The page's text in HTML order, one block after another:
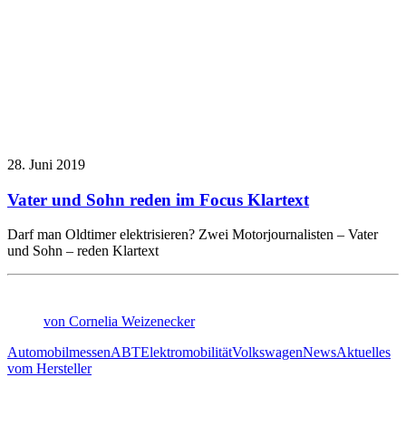
28. Juni 2019
Vater und Sohn reden im Focus Klartext
Darf man Oldtimer elektrisieren? Zwei Motorjournalisten – Vater
und Sohn – reden Klartext
von Cornelia Weizenecker
AutomobilmessenABTElektromobilitätVolkswagenNewsAktuelles
vom Hersteller